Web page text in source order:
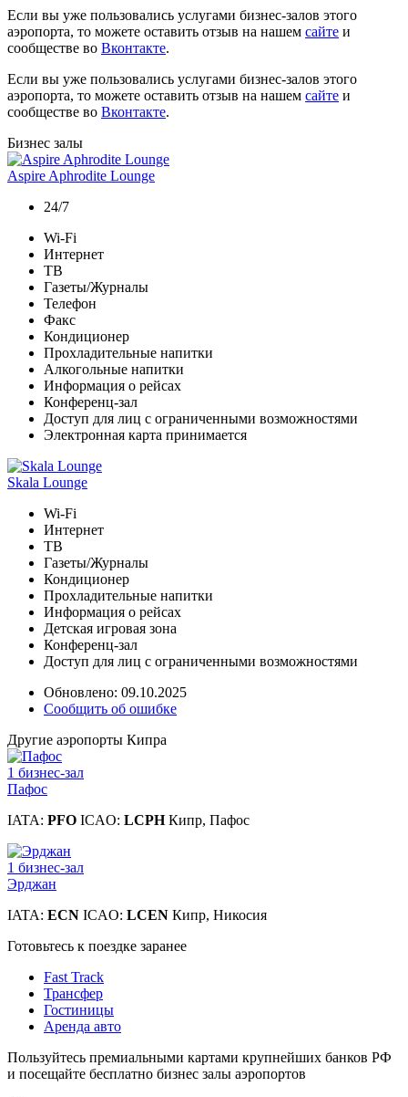
Если вы уже пользовались услугами бизнес-залов этого
аэропорта, то можете оставить отзыв на нашем сайте и
сообществе во Вконтакте.
Если вы уже пользовались услугами бизнес-залов этого
аэропорта, то можете оставить отзыв на нашем сайте и
сообществе во Вконтакте.
Бизнес залы
Aspire Aphrodite Lounge
24/7
Wi-Fi
Интернет
ТВ
Газеты/Журналы
Телефон
Факс
Кондиционер
Прохладительные напитки
Алкогольные напитки
Информация о рейсах
Конференц-зал
Доступ для лиц с ограниченными возможностями
Электронная карта принимается
Skala Lounge
Wi-Fi
Интернет
ТВ
Газеты/Журналы
Кондиционер
Прохладительные напитки
Информация о рейсах
Детская игровая зона
Конференц-зал
Доступ для лиц с ограниченными возможностями
Обновлено: 09.10.2025
Сообщить об ошибке
Другие аэропорты Кипра
1 бизнес-зал
Пафос
IATA: PFO ICAO: LCPH Кипр, Пафос
1 бизнес-зал
Эрджан
IATA: ECN ICAO: LCEN Кипр, Никосия
Готовьтесь к поездке заранее
Fast Track
Трансфер
Гостиницы
Аренда авто
Пользуйтесь премиальными картами крупнейших банков РФ
и посещайте бесплатно бизнес залы аэропортов